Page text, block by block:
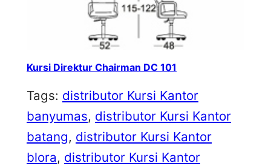
Kursi Direktur Chairman DC 101
Tags: distributor Kursi Kantor
banyumas, distributor Kursi Kantor
batang, distributor Kursi Kantor
blora, distributor Kursi Kantor